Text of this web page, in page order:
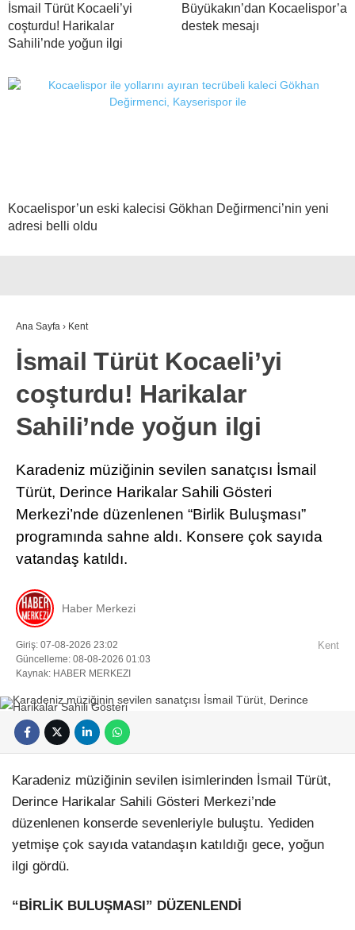
İsmail Türüt Kocaeli’yi
coşturdu! Harikalar
Sahili’nde yoğun ilgi
Büyükakın’dan Kocaelispor’a
destek mesajı
Kocaelispor’un eski kalecisi Gökhan Değirmenci’nin yeni
adresi belli oldu
Ana Sayfa › Kent
İsmail Türüt Kocaeli’yi
coşturdu! Harikalar
Sahili’nde yoğun ilgi
Karadeniz müziğinin sevilen sanatçısı İsmail
Türüt, Derince Harikalar Sahili Gösteri
Merkezi’nde düzenlenen “Birlik Buluşması”
programında sahne aldı. Konsere çok sayıda
vatandaş katıldı.
Haber Merkezi
Giriş: 07-08-2026 23:02
Güncelleme: 08-08-2026 01:03
Kaynak: HABER MERKEZI
Kent
Karadeniz müziğinin sevilen isimlerinden İsmail Türüt,
Derince Harikalar Sahili Gösteri Merkezi’nde
düzenlenen konserde sevenleriyle buluştu. Yediden
yetmişe çok sayıda vatandaşın katıldığı gece, yoğun
ilgi gördü.
“BİRLİK BULUŞMASI” DÜZENLENDİ